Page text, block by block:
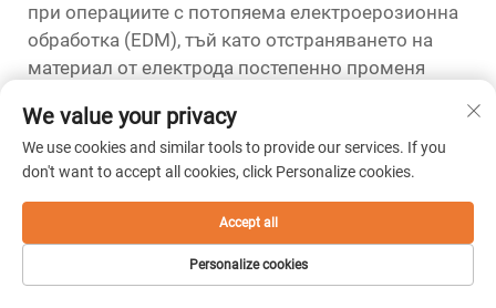
при операциите с потопяема електроерозионна
обработка (EDM), тъй като отстраняването на
материал от електрода постепенно променя
обработката. Опитните оператори компенсират
износа на електродите чрез внимателен подбор
на технологичните параметри и чрез стратегии с
множество електроди, които осигуряват
запазване на размерната точност при
оптимизиране на скоростта на отстраняване на
материала. Напредналите машини са
We value your privacy
We use cookies and similar tools to provide our services. If you
don't want to accept all cookies, click Personalize cookies.
Personalize cookies
Accept all